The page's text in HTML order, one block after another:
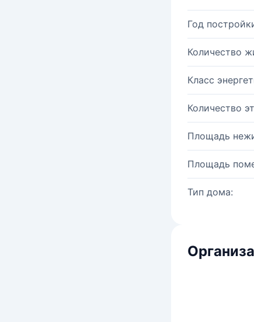
Год
Количество
Класс
Количество
Площадь
Площадь
Тип дома: